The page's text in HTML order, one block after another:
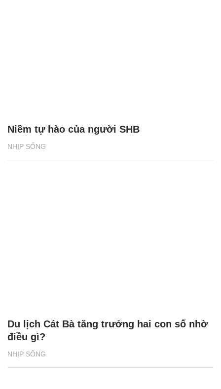
NHỊP SỐNG
Niềm tự hào của người SHB
NHỊP SỐNG
Du lịch Cát Bà tăng trưởng hai con số nhờ
điều gì?